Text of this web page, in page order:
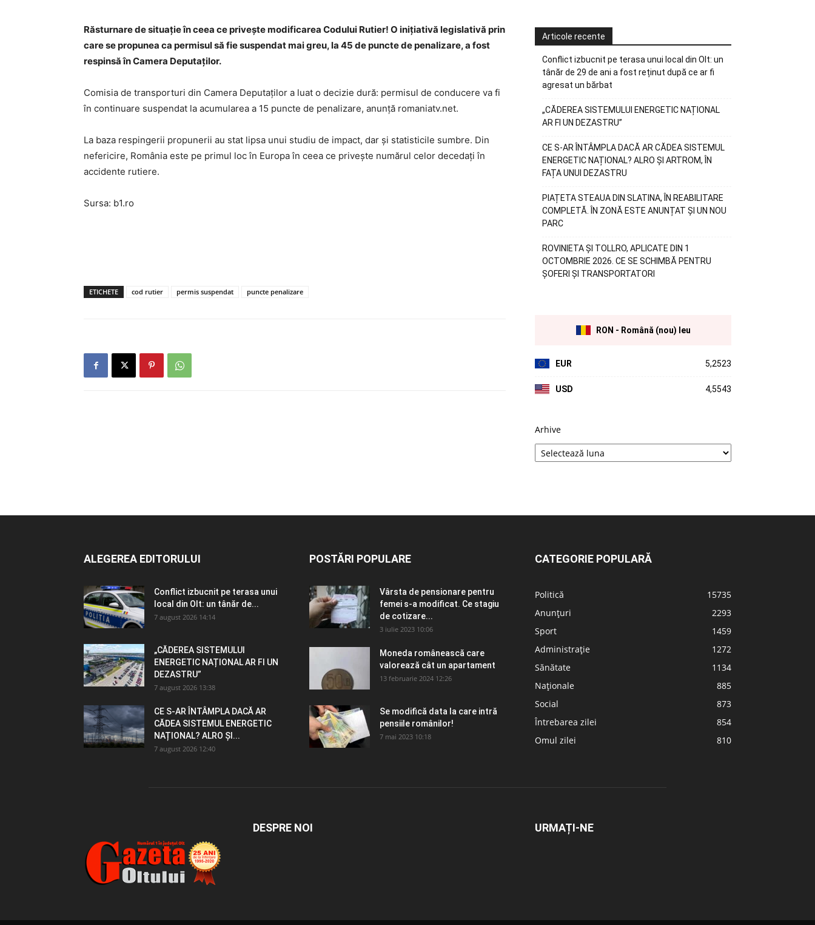
Răsturnare de situaţie în ceea ce priveşte modificarea Codului Rutier! O iniţiativă legislativă prin
care se propunea ca permisul să fie suspendat mai greu, la 45 de puncte de penalizare, a fost
respinsă în Camera Deputaţilor.
Comisia de transporturi din Camera Deputaţilor a luat o decizie dură: permisul de conducere va fi
în continuare suspendat la acumularea a 15 puncte de penalizare, anunţă romaniatv.net.
La baza respingerii propunerii au stat lipsa unui studiu de impact, dar şi statisticile sumbre. Din
nefericire, România este pe primul loc în Europa în ceea ce priveşte numărul celor decedaţi în
accidente rutiere.
Sursa: b1.ro
ETICHETE cod rutier permis suspendat puncte penalizare
Articole recente
Conflict izbucnit pe terasa unui local din Olt: un
tânăr de 29 de ani a fost reținut după ce ar fi
agresat un bărbat
„CĂDEREA SISTEMULUI ENERGETIC NAȚIONAL
AR FI UN DEZASTRU”
CE S-AR ÎNTÂMPLA DACĂ AR CĂDEA SISTEMUL
ENERGETIC NAȚIONAL? ALRO ȘI ARTROM, ÎN
FAȚA UNUI DEZASTRU
PIAȚETA STEAUA DIN SLATINA, ÎN REABILITARE
COMPLETĂ. ÎN ZONĂ ESTE ANUNȚAT ȘI UN NOU
PARC
ROVINIETA ȘI TOLLRO, APLICATE DIN 1
OCTOMBRIE 2026. CE SE SCHIMBĂ PENTRU
ȘOFERI ȘI TRANSPORTATORI
RON - Română (nou) leu
EUR 5,2523
USD 4,5543
Arhive
ALEGEREA EDITORULUI
Conflict izbucnit pe terasa unui
local din Olt: un tânăr de...
7 august 2026 14:14
„CĂDEREA SISTEMULUI
ENERGETIC NAȚIONAL AR FI UN
DEZASTRU”
7 august 2026 13:38
CE S-AR ÎNTÂMPLA DACĂ AR
CĂDEA SISTEMUL ENERGETIC
NAȚIONAL? ALRO ȘI...
7 august 2026 12:40
POSTĂRI POPULARE
Vârsta de pensionare pentru
femei s-a modificat. Ce stagiu
de cotizare...
3 iulie 2023 10:06
Moneda românească care
valorează cât un apartament
13 februarie 2024 12:26
Se modifică data la care intră
pensiile românilor!
7 mai 2023 10:18
CATEGORIE POPULARĂ
Politică
15735
Anunțuri
2293
Sport
1459
Administrație
1272
Sănătate
1134
Naționale
885
Social
873
Întrebarea zilei
854
Omul zilei
810
DESPRE NOI URMAȚI-NE